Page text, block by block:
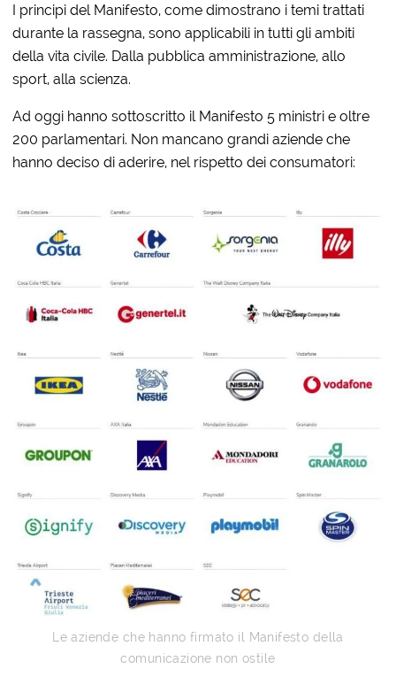
I principi del Manifesto, come dimostrano i temi trattati
durante la rassegna, sono applicabili in tutti gli ambiti
della vita civile. Dalla pubblica amministrazione, allo
sport, alla scienza.
Ad oggi hanno sottoscritto il Manifesto 5 ministri e oltre
200 parlamentari. Non mancano grandi aziende che
hanno deciso di aderire, nel rispetto dei consumatori:
Le aziende che hanno firmato il Manifesto della
comunicazione non ostile